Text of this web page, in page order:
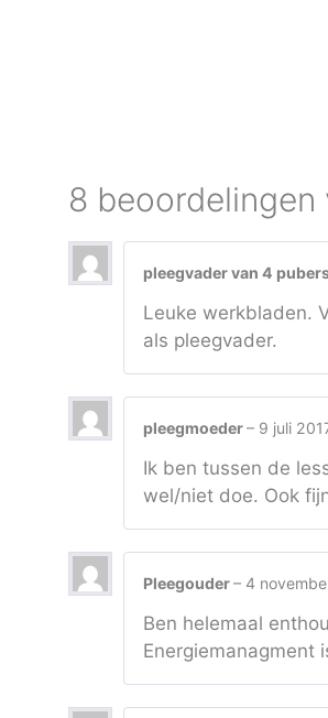
8 beoordelingen
pleegvader van 4
Leuke werkbladen.
als pleegvader.
pleegmoeder– 9 juli
Ik ben tussen de
wel/niet doe. Ook
Pleegouder– 4
Ben helemaal
Energiemanagment